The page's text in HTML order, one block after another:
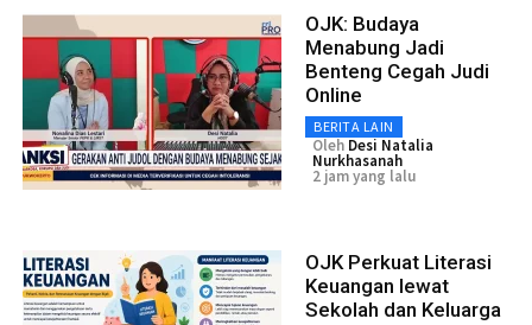
OJK: Budaya
Menabung Jadi
Benteng Cegah Judi
Online
BERITA LAIN
Oleh Desi Natalia
Nurkhasanah
2 jam yang lalu
OJK Perkuat Literasi
Keuangan lewat
Sekolah dan Keluarga